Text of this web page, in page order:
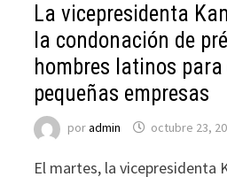
La vicepresidenta
la condonación de
hombres latinos
pequeñas empresas
poradmin octubre 23,
El martes, la vicepresidenta